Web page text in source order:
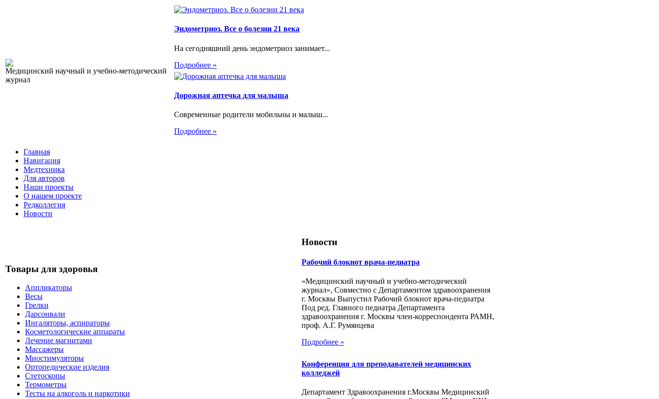
Медицинский научный и учебно-методический
журнал
Эндометриоз. Все о болезни 21 века
На сегодняшний день эндометриоз занимает...
Подробнее »
Дорожная аптечка для малыша
Современные родители мобильны и малыш...
Подробнее »
Главная
Навигация
Медтехника
Для авторов
Наши проекты
О нашем проекте
Редколлегия
Новости
Товары для здоровья
Аппликаторы
Весы
Грелки
Дарсонвали
Ингаляторы, аспираторы
Косметологические аппараты
Лечение магнитами
Массажеры
Миостимуляторы
Ортопедические изделия
Стетоскопы
Термометры
Тесты на алкоголь и наркотики
Новости
Рабочий блокнот врача-педиатра
«Медицинский научный и учебно-методический
журнал», Совместно с Департаментом здравоохранения
г. Москвы Выпустил Рабочий блокнот врача-педиатра
Под ред. Главного педиатра Департамента
здравоохранения г. Москвы член-корреспондента РАМН,
проф. А.Г. Румянцева
Подробнее »
Конференция для преподавателей медицинских
колледжей
Департамент Здравоохранения г.Москвы Медицинский